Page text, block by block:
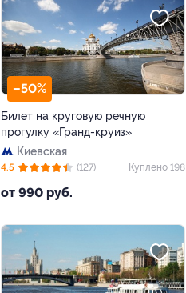
–50%
Билет на круговую речную
прогулку «Гранд-круиз»
Киевская
от 990 руб.
4.5 (127) Куплено 198